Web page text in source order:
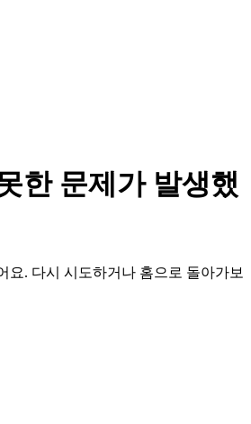
한 문제가 발생했
요. 다시 시도하거나 홈으로 돌아가보